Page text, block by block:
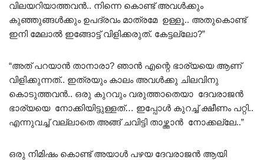
വിലയറിയാത്തവൻ.. നിന്നെ കൊണ്ട് അവൾക്കും
കുഞ്ഞുങ്ങൾക്കും ഉപദ്രവം മാത്രമേ ഉള്ളൂ.. അതുകൊണ്ട്
ഇനി മേലാൽ ഇങ്ങോട്ട് വിളിക്കരുത്. കേട്ടല്ലോ?”
“അത് പറയാൻ താനാരാ? ഞാൻ എന്റെ ഭാര്യയെ ആണ്
വിളിക്കുന്നത്.. ഇത്രയും കാലം അവൾക്കു ചിലവിനു
കൊടുത്തവൻ.. ഒരു കുറവും വരുത്താതെയാ ദേവരാജൻ
ഭാര്യയെ നോക്കിയിട്ടുള്ളത്… ഇപ്പോൾ കുറച്ച് ക്ഷീണം പറ്റി..
എന്നുവച്ച് വല്ലാതെ അങ്ങ് ചവിട്ടി താഴ്ത്താൻ നോക്കല്ലേ..”
ഒരു നിമിഷം കൊണ്ട് അയാൾ പഴയ ദേവരാജൻ ആയി